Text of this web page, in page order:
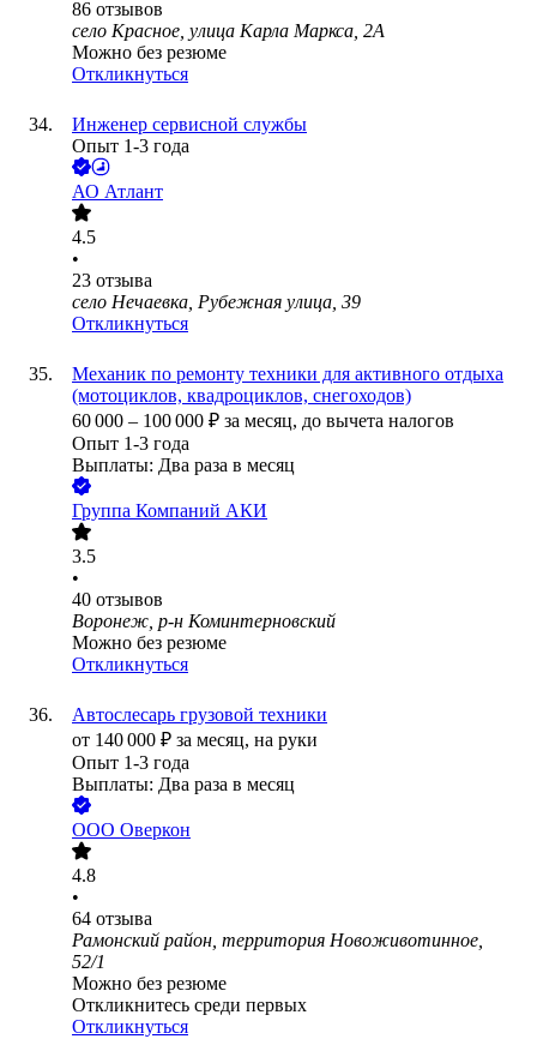
86 отзывов
село Красное, улица Карла Маркса, 2А
Можно без резюме
Откликнуться
Инженер сервисной службы
Опыт 1-3 года
АО Атлант
4.5
•
23 отзыва
село Нечаевка, Рубежная улица, 39
Откликнуться
Механик по ремонту техники для активного отдыха
(мотоциклов, квадроциклов, снегоходов)
60 000 – 100 000 ₽ за месяц, до вычета налогов
Опыт 1-3 года
Выплаты: Два раза в месяц
Группа Компаний АКИ
3.5
•
40 отзывов
Воронеж, р-н Коминтерновский
Можно без резюме
Откликнуться
Автослесарь грузовой техники
от 140 000 ₽ за месяц, на руки
Опыт 1-3 года
Выплаты: Два раза в месяц
ООО Оверкон
4.8
•
64 отзыва
Рамонский район, территория Новоживотинное,
52/1
Можно без резюме
Откликнитесь среди первых
Откликнуться